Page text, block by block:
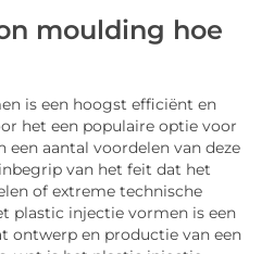
moulding hoe
is een hoogst efficiënt en
het een populaire optie voor
een aantal voordelen van deze
van het feit dat het
of extreme technische
plastic injectie vormen is een
ontwerp en productie van een